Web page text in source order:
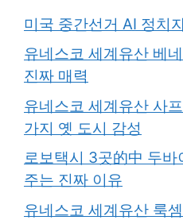
미국 중간선거 AI 정치
유네스코 세계유산 베
진짜 매력
유네스코 세계유산 사
가지 옛 도시 감성
로보택시 3곳的中 두바
주는 진짜 이유
유네스코 세계유산 룩